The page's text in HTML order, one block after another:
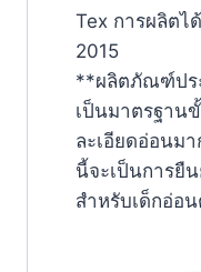
Tex การผลิตไ
2015
**ผลิตภัณฑ์ปร
เป็นมาตรฐาน
ละเอียดอ่อนม
นี้จะเป็นการยื
สำหรับเด็กอ่อ